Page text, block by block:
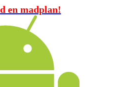
en madplan!